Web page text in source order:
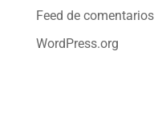
Feed de comentarios
WordPress.org